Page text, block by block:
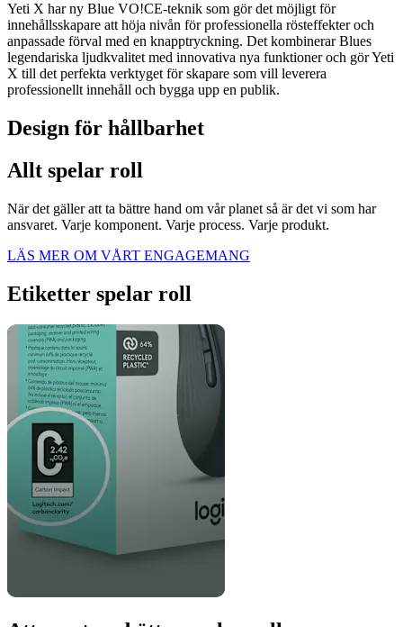
Yeti X har ny Blue VO!CE-teknik som gör det möjligt för
innehållsskapare att höja nivån för professionella rösteffekter och
anpassade förval med en knapptryckning. Det kombinerar Blues
legendariska ljudkvalitet med innovativa nya funktioner och gör Yeti
X till det perfekta verktyget för skapare som vill leverera
professionellt innehåll och bygga upp en publik.
Design för hållbarhet
Allt spelar roll
När det gäller att ta bättre hand om vår planet så är det vi som har
ansvaret. Varje komponent. Varje process. Varje produkt.
LÄS MER OM VÅRT ENGAGEMANG
Etiketter spelar roll